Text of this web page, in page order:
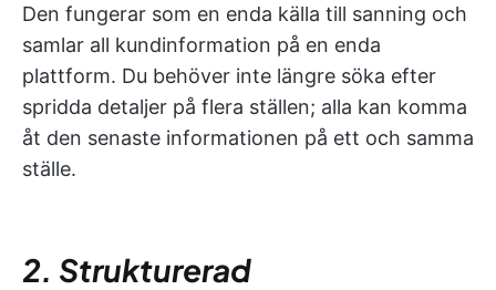
Den fungerar som en enda källa till sanning och
samlar all kundinformation på en enda
plattform. Du behöver inte längre söka efter
spridda detaljer på flera ställen; alla kan komma
åt den senaste informationen på ett och samma
ställe.
2. Strukturerad